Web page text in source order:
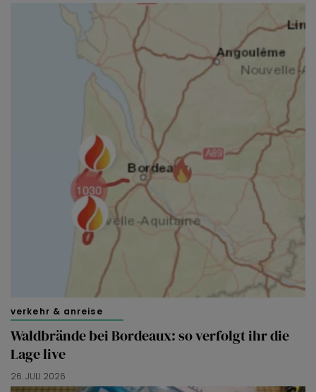
verkehr & anreise
Waldbrände bei Bordeaux: so verfolgt ihr die
Lage live
26. JULI 2026